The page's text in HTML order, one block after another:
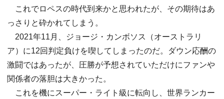
これでロペスの時代到来かと思われたが、その期待はあ
っさりと砕かれてしまう。
2021年11月、ジョージ・カンボソス（オーストラリ
ア）に12回判定負けを喫してしまったのだ。ダウン応酬の
激闘ではあったが、圧勝が予想されていただけにファンや
関係者の落胆は大きかった。
これを機にスーパー・ライト級に転向し、世界ランカー